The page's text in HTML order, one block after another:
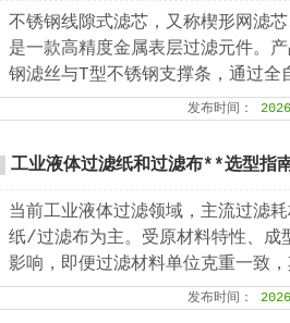
不锈钢线隙式滤芯，又称楔形网滤
是一款高精度金属表层过滤元件。
钢滤丝与T型不锈钢支撑条，通过全
体成型，结构稳固无断点，可根据
口。产品形态灵活多元，可加工为
振动筛网、异型滤芯等多种结构，
等核心参数个性化定制。本厂出品
匀、板面平整圆润、过滤精度稳定、
核心品质优势。
发布时间：
工业液体过滤纸和过滤布**选型指
当前工业液体过滤领域，主流过滤
纸/过滤布为主。受原材料特性、成
影响，即便过滤材料单位克重一致
透气透液性等核心性能仍会存在显
的稳定性、过滤成品品质及设备运
发布时间：